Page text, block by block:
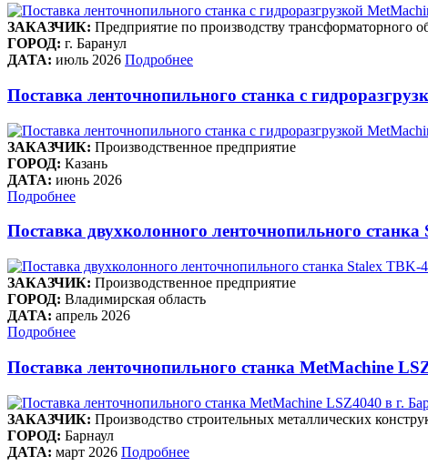
ЗАКАЗЧИК: Предприятие по производству трансформаторного
ГОРОД: г. Баранул
ДАТА: июль 2026 Подробнее
Поставка ленточнопильного станка c
ЗАКАЗЧИК: Производственное предприятие
ГОРОД: Казань
ДАТА: июнь 2026
Подробнее
Поставка двухколонного ленточнопильного
ЗАКАЗЧИК: Производственное предприятие
ГОРОД: Владимирская область
ДАТА: апрель 2026
Подробнее
Поставка ленточнопильного станка MetMachine
ЗАКАЗЧИК: Производство строительных металлических
ГОРОД: Барнаул
ДАТА: март 2026 Подробнее